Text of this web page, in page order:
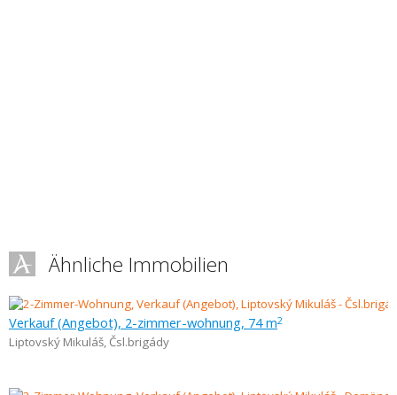
Ähnliche Immobilien
Verkauf (Angebot), 2-zimmer-wohnung, 74 m2
Liptovský Mikuláš, Čsl.brigády